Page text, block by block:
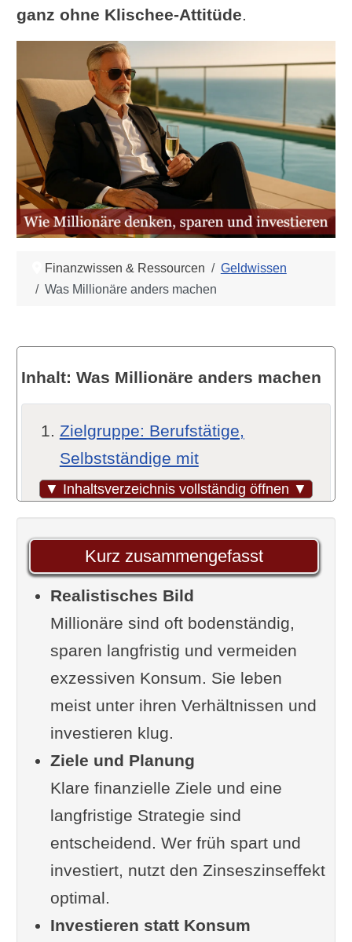
ganz ohne Klischee-Attitüde.
Finanzwissen & Ressourcen
Geldwissen
Was Millionäre anders machen
▼ Inhaltsverzeichnis vollständig öffnen ▼
Inhalt: Was Millionäre anders machen
Zielgruppe: Berufstätige,
Selbstständige mit
Vermögensambitionen
Warum „reich sein“ heute anders
aussieht
Wahrheit statt Mythos: Die
häufigsten Klischees über
Millionäre
Strategien echter
Vermögensaufbauer: Was
funktioniert wirklich?
Wie Millionäre denken:
Psychologie, Mindset und
Umgang mit Risiken
Vermögen aufbauen: Die 5
wichtigsten Wege – mit Beispielen
Insides vom Finanzberater
FIRE & neue Reichtumsmodelle:
Wie junge Menschen finanzielle
Kurz zusammengefasst
Realistisches Bild
Millionäre sind oft bodenständig,
sparen langfristig und vermeiden
exzessiven Konsum. Sie leben
meist unter ihren Verhältnissen und
investieren klug.
Ziele und Planung
Klare finanzielle Ziele und eine
langfristige Strategie sind
entscheidend. Wer früh spart und
investiert, nutzt den Zinseszinseffekt
optimal.
Investieren statt Konsum